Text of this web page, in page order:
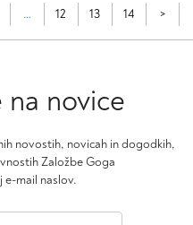
… 12 13 14 >
novice
novostih, novicah in dogodkih,
Založbe Goga
e-mail naslov.